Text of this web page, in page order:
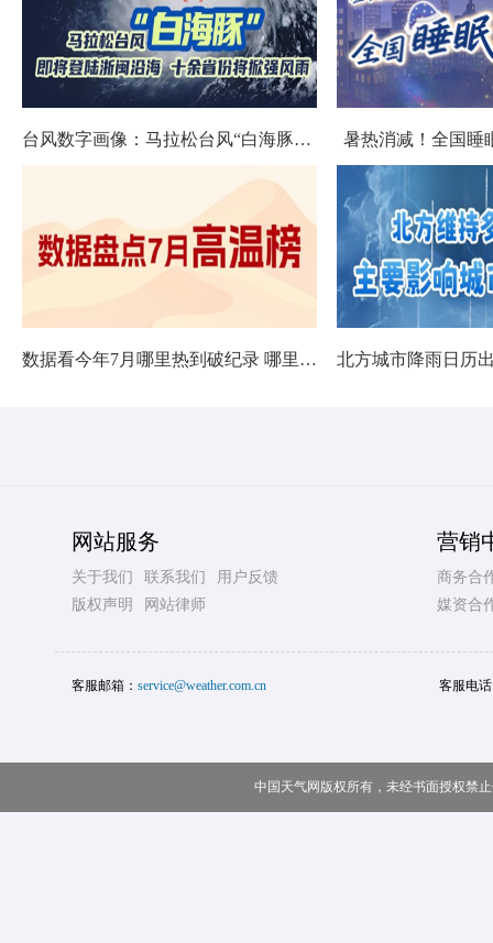
台风数字画像：马拉松台风“白海豚”将影响十余省份 暑热消减！全国睡
数据看今年7月哪里热到破纪录 哪里暑热连轴转
网站服务
关于我们 联系我们
用户反馈
版权声明
网站律师
营销
商务合
媒资合
客服邮箱： service@weather.com.cn 客服电
中国天气网版权所有，未经书面授权